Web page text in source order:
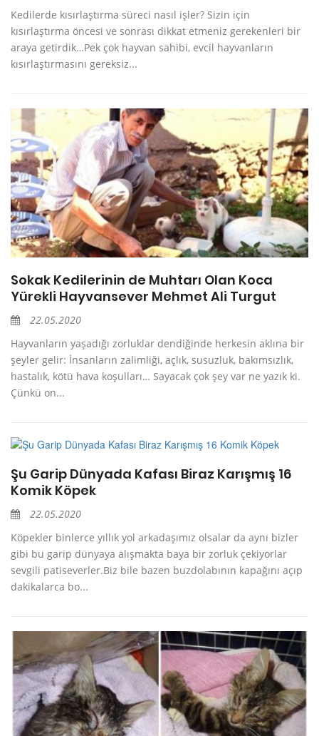
Kedilerde kısırlaştırma süreci nasıl işler? Sizin için
kısırlaştırma öncesi ve sonrası dikkat etmeniz gerekenleri bir
araya getirdik…Pek çok hayvan sahibi, evcil hayvanların
kısırlaştırmasını gereksiz...
Sokak Kedilerinin de Muhtarı Olan Koca
Yürekli Hayvansever Mehmet Ali Turgut
22.05.2020
Hayvanların yaşadığı zorluklar dendiğinde herkesin aklına bir
şeyler gelir: İnsanların zalimliği, açlık, susuzluk, bakımsızlık,
hastalık, kötü hava koşulları… Sayacak çok şey var ne yazık ki.
Çünkü on...
Şu Garip Dünyada Kafası Biraz Karışmış 16
Komik Köpek
22.05.2020
Köpekler binlerce yıllık yol arkadaşımız olsalar da aynı bizler
gibi bu garip dünyaya alışmakta baya bir zorluk çekiyorlar
sevgili patiseverler.Biz bile bazen buzdolabının kapağını açıp
dakikalarca bo...